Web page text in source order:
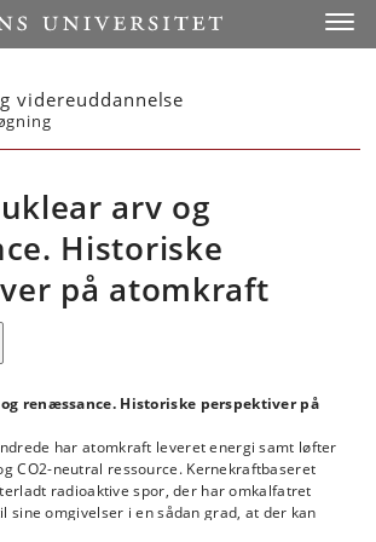
videreuddannelse
arv og
Historiske
på atomkraft
og renæssance. Historiske perspektiver på
har atomkraft leveret energi samt løfter
CO2-neutral ressource. Kernekraftbaseret
radioaktive spor, der har omkalfatret
sine omgivelser i en sådan grad, at der kan
sammenfald mellem den omstridte geologiske